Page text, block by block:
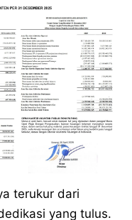
terukur dari
yang tulus.